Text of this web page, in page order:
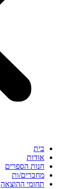
בית
אודות
חנות הספרים
מחברים/ות
תחומי ההוצאה